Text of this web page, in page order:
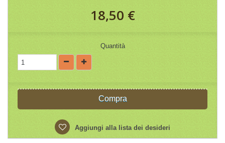
18,50 €
Quantità
Compra
Aggiungi alla lista dei desideri